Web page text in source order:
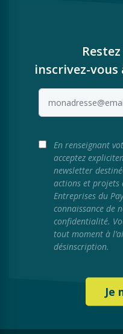
inscrivez-
En renseignant
acceptez
newsletter
actions et projets
Entreprises du
connaissance de
confidentialité.
tout moment à
désinscription.